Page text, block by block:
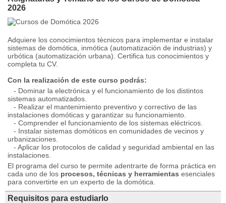
2026
Adquiere los conocimientos técnicos para implementar e instalar
sistemas de domótica, inmótica (automatización de industrias) y
urbótica (automatización urbana). Certifica tus conocimientos y
completa tu CV.
Con la realización de este curso podrás:
- Dominar la electrónica y el funcionamiento de los distintos
sistemas automatizados.
- Realizar el mantenimiento preventivo y correctivo de las
instalaciones domóticas y garantizar su funcionamiento.
- Comprender el funcionamiento de los sistemas eléctricos.
- Instalar sistemas domóticos en comunidades de vecinos y
urbanizaciones.
- Aplicar los protocolos de calidad y seguridad ambiental en las
instalaciones.
El programa del curso te permite adentrarte de forma práctica en
cada uno de los procesos, técnicas y herramientas esenciales
para convertirte en un experto de la domótica.
Requisitos para estudiarlo